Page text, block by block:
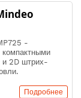
-
компактными
и 2D штрих-
Подробнее